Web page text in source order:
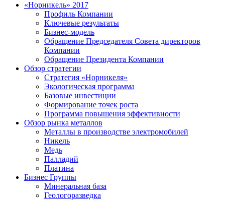
«Норникель» 2017
Профиль Компании
Ключевые результаты
Бизнес-модель
Обращение Председателя Совета директоров
Компании
Обращение Президента Компании
Обзор стратегии
Стратегия «Норникеля»
Экологическая программа
Базовые инвестиции
Формирование точек роста
Программа повышения эффективности
Обзор рынка металлов
Металлы в производстве электромобилей
Никель
Медь
Палладий
Платина
Бизнес Группы
Минеральная база
Геологоразведка